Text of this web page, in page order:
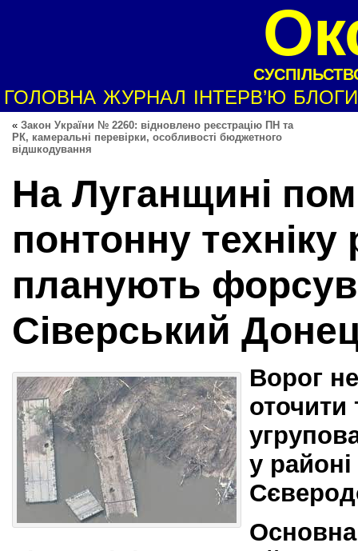
ГОЛОВНА ЖУРНАЛ ІНТЕРВ’Ю БЛОГИ
« Закон України № 2260: відновлено реєстрацію ПН та
РК, камеральні перевірки, особливості бюджетного
відшкодування
На Луганщині
понтонну
планують
Сіверський
Ворог
оточити
у